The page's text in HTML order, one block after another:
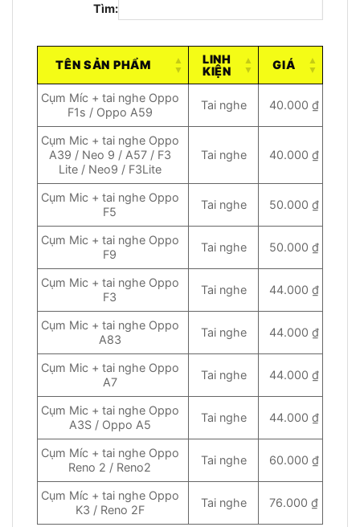
Tìm:
TÊN SẢN PHẨM
LINH
KIỆN
GIÁ
Cụm Míc + tai nghe Oppo
F1s / Oppo A59
Tai nghe 40.000 ₫
Cụm Mic + tai nghe Oppo
A39 / Neo 9 / A57 / F3
Lite / Neo9 / F3Lite
Tai nghe 40.000 ₫
Cụm Mic + tai nghe Oppo
F5
Tai nghe 50.000 ₫
Cụm Mic + tai nghe Oppo
F9
Tai nghe 50.000 ₫
Cụm Mic + tai nghe Oppo
F3
Tai nghe 44.000 ₫
Cụm Mic + tai nghe Oppo
A83
Tai nghe 44.000 ₫
Cụm Mic + tai nghe Oppo
A7
Tai nghe 44.000 ₫
Cụm Mic + tai nghe Oppo
A3S / Oppo A5
Tai nghe 44.000 ₫
Cụm Míc + tai nghe Oppo
Reno 2 / Reno2
Tai nghe 60.000 ₫
Cụm Míc + tai nghe Oppo
K3 / Reno 2F
Tai nghe 76.000 ₫